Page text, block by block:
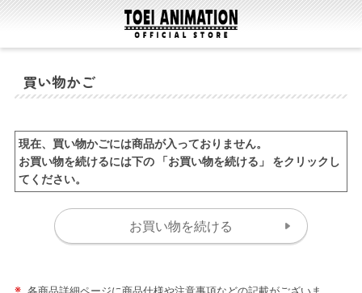
買い物かご
現在、買い物かごには商品が入っておりません。
お買い物を続けるには下の 「お買い物を続ける」 をクリックし
てください。
※